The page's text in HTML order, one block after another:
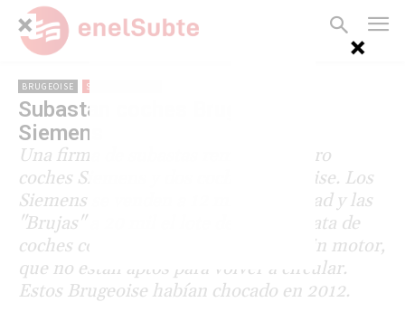
BRUGEOISE SUBTERRÁNEOS
Subastan coches Brugeoise y
Siemens
Una firma de subastas rematará cuatro
coches Siemens y dos coches Brugeoise. Los
Siemens se venden a 12 mil por unidad y las
"Brujas" a 20 mil el lote de dos. Se trata de
coches con importantes faltantes y sin motor,
que no están aptos para volver a circular.
Estos Brugeoise habían chocado en 2012.